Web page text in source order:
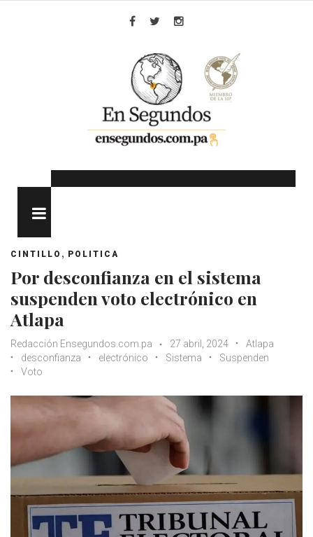
CINTILLO , POLITICA
Por desconfianza en el sistema
suspenden voto electrónico en
Atlapa
Redacción Ensegundos.com.pa 27 abril, 2024
Atlapa
desconfianza
electrónico Sistema
Suspenden
Voto